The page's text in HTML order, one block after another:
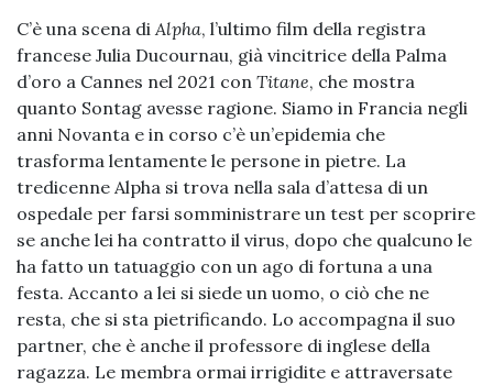
C’è una scena diAlpha, l’ultimo film della registra
francese Julia Ducournau, già vincitrice della Palma
d’oro a Cannes nel 2021 con Titane, che mostra
quanto Sontag avesse ragione. Siamo in Francia negli
anni Novanta e in corso c’è un’epidemia che
trasforma lentamente le persone in pietre. La
tredicenne Alpha si trova nella sala d’attesa di un
ospedale per farsi somministrare un test per scoprire
se anche lei ha contratto il virus, dopo che qualcuno le
ha fatto un tatuaggio con un ago di fortuna a una
festa. Accanto a lei si siede un uomo, o ciò che ne
resta, che si sta pietrificando. Lo accompagna il suo
partner, che è anche il professore di inglese della
ragazza. Le membra ormai irrigidite e attraversate